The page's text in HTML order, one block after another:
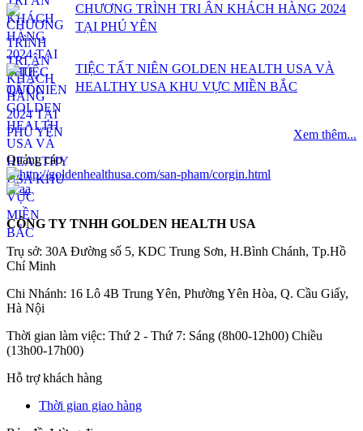
CHƯƠNG TRÌNH TRI ÂN KHÁCH HÀNG 2024
TẠI PHÚ YÊN
TIỆC TẤT NIÊN GOLDEN HEALTH USA VÀ
HEALTHY USA KHU VỰC MIỀN BẮC
Xem thêm...
Quảng cáo
CÔNG TY TNHH GOLDEN HEALTH USA
Trụ sở: 30A Đường số 5, KDC Trung Sơn, H.Bình Chánh, Tp.Hồ
Chí Minh
Chi Nhánh: 16 Lô 4B Trung Yên, Phường Yên Hòa, Q. Cầu Giấy,
Hà Nội
Thời gian làm việc: Thứ 2 - Thứ 7: Sáng (8h00-12h00) Chiều
(13h00-17h00)
Hỗ trợ khách hàng
Thời gian giao hàng